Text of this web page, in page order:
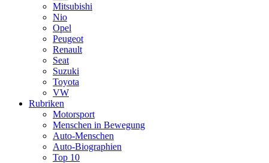
Mitsubishi
Nio
Opel
Peugeot
Renault
Seat
Suzuki
Toyota
VW
Rubriken
Motorsport
Menschen in Bewegung
Auto-Menschen
Auto-Biographien
Top 10